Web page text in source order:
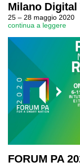
Milano Digital
25 – 28 maggio 2020
continua a leggere
FORUM PA